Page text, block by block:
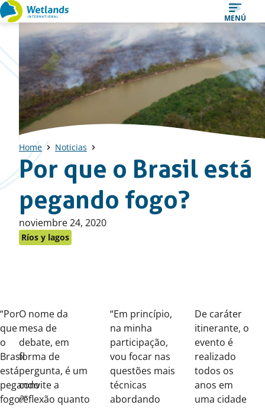
Ir
al
contenido
MENÚ
Home Noticias
Por que o Brasil está
pegando fogo?
Publicado
en:
noviembre 24, 2020
Ríos y lagos
“Por
que
o
Brasil
está
pegando
fogo?”
O nome da
mesa de
debate, em
forma de
pergunta, é um
convite a
reflexão quanto
“Em princípio,
na minha
participação,
vou focar nas
questões mais
técnicas
abordando
De caráter
itinerante, o
evento é
realizado
todos os
anos em
uma cidade